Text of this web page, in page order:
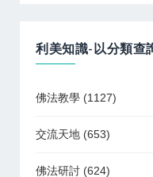
利美知識-以分類查
佛法教學 (1127)
交流天地 (653)
佛法研討 (624)